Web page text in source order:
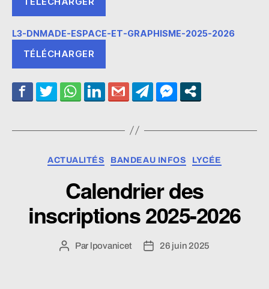
L3-DNMADE-ESPACE-ET-GRAPHISME-2025-2026
TÉLÉCHARGER
Catégories
ACTUALITÉS BANDEAU INFOS LYCÉE
Calendrier des
inscriptions 2025-2026
Auteur
Par lpovanicet
Date26 juin 2025